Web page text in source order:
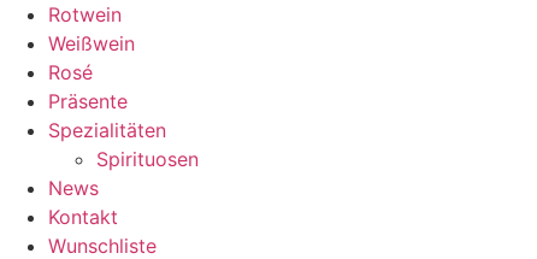
Zum
Inhalt
springen
Rotwein
Weißwein
Rosé
Präsente
Spezialitäten
Spirituosen
News
Kontakt
Wunschliste